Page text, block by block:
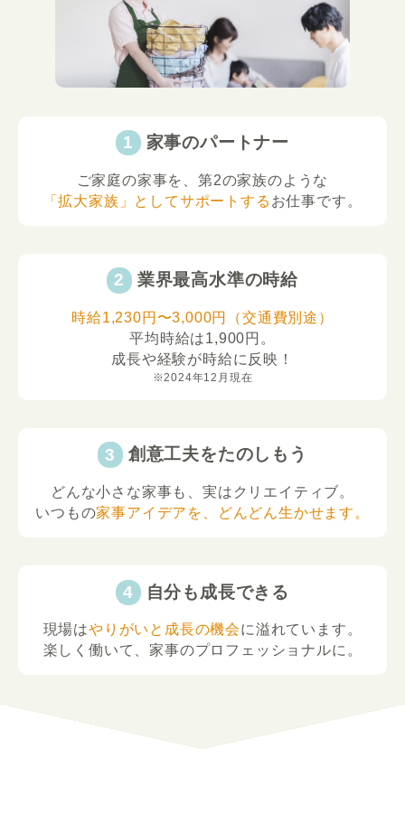
家事のパートナー
ご家庭の家事を、第2の家族のような
「拡大家族」としてサポートする お仕事です。
業界最高水準の時給
時給1,230円〜3,000円（交通費別途）
平均時給は1,900円。
成長や経験が時給に反映！
※2024年12月現在
創意工夫をたのしもう
どんな小さな家事も、実はクリエイティブ。
いつもの家事アイデアを、どんどん生かせます。
自分も成長できる
現場はやりがいと成長の機会に溢れています。
楽しく働いて、家事のプロフェッショナルに。